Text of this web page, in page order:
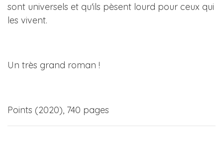
sont universels et qu'ils pèsent lourd pour ceux qui
les vivent.
Un très grand roman !
Points (2020), 740 pages